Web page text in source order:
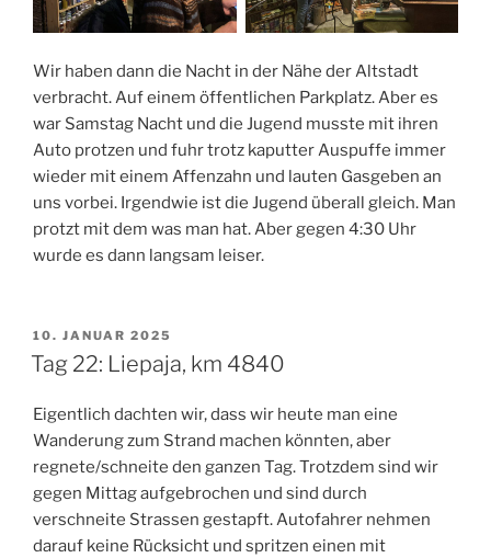
Wir haben dann die Nacht in der Nähe der Altstadt
verbracht. Auf einem öffentlichen Parkplatz. Aber es
war Samstag Nacht und die Jugend musste mit ihren
Auto protzen und fuhr trotz kaputter Auspuffe immer
wieder mit einem Affenzahn und lauten Gasgeben an
uns vorbei. Irgendwie ist die Jugend überall gleich. Man
protzt mit dem was man hat. Aber gegen 4:30 Uhr
wurde es dann langsam leiser.
VERÖFFENTLICHT
AM
10. JANUAR 2025
Tag 22: Liepaja, km 4840
Eigentlich dachten wir, dass wir heute man eine
Wanderung zum Strand machen könnten, aber
regnete/schneite den ganzen Tag. Trotzdem sind wir
gegen Mittag aufgebrochen und sind durch
verschneite Strassen gestapft. Autofahrer nehmen
darauf keine Rücksicht und spritzen einen mit